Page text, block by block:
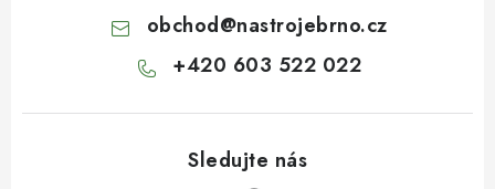
obchod@nastrojebrno.cz
+420 603 522 022